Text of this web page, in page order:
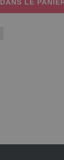
DANS LE